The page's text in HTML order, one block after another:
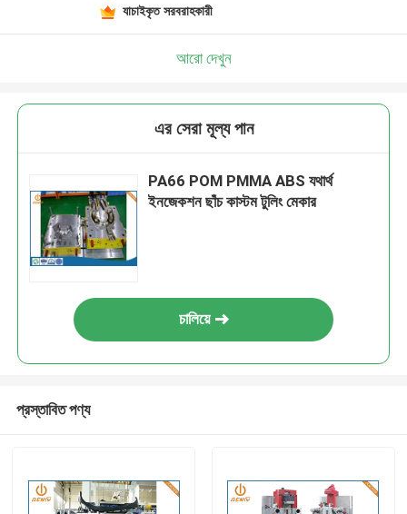
যাচাইকৃত সরবরাহকারী
আরো দেখুন
এর সেরা মূল্য পান
PA66 POM PMMA ABS যথার্থ
ইনজেকশন ছাঁচ কাস্টম টুলিং মেকার
চালিয়ে
প্রস্তাবিত পণ্য